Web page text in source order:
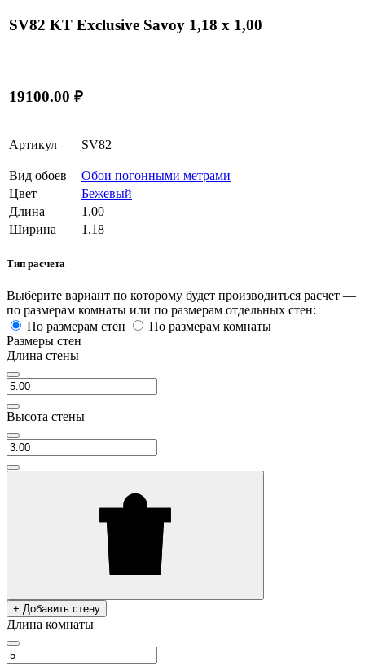
SV82 KT Exclusive Savoy 1,18 x 1,00
19100.00 ₽
Артикул SV82
Вид обоев
Обои погонными метрами
Цвет
Бежевый
Длина
1,00
Ширина
1,18
Тип расчета
Выберите вариант по которому будет производиться расчет —
по размерам комнаты или по размерам отдельных стен:
По размерам стен
По размерам комнаты
Размеры стен
Длина стены
Высота стены
+ Добавить стену
Длина комнаты